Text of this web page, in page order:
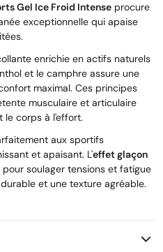
Gel Ice Froid Intense procure
exceptionnelle qui apaise
enrichie en actifs naturels
et le camphre assure une
maximal. Ces principes
musculaire et articulaire
corps à l'effort.
aux sportifs
et apaisant. L'effet glaçon
soulager tensions et fatigue
et une texture agréable.